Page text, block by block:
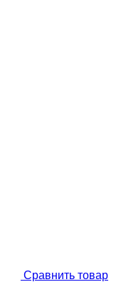
Сравнить товар